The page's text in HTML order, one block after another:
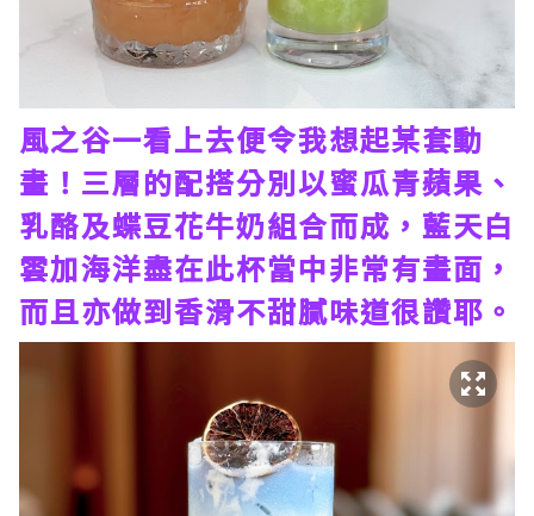
風之谷一看上去便令我想起某套動
畫！三層的配搭分別以蜜瓜青蘋果、
乳酪及蝶豆花牛奶組合而成，藍天白
雲加海洋盡在此杯當中非常有畫面，
而且亦做到香滑不甜膩味道很讚耶。